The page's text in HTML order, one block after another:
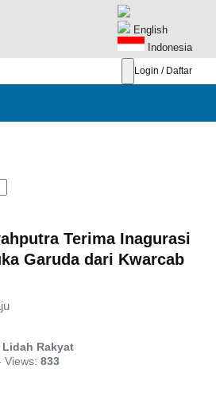
English
Indonesia
Login / Daftar
Terima Inagurasi
Garuda dari Kwarcab
Lidah Rakyat
Views: 833